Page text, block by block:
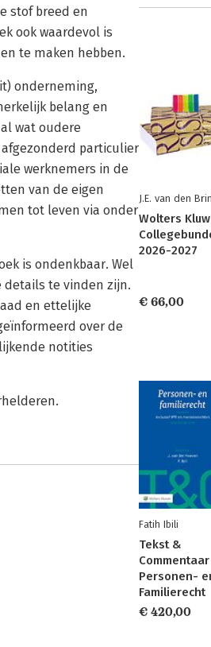
stof breed en
ook waardevol is
te maken hebben.
onderneming,
belang en
wat oudere
particulier
werknemers in de
van de eigen
tot leven via onder
is ondenkbaar. Wel
details te vinden zijn.
en ettelijke
over de
notities
J.E. van den
Wolters
2026-2027
€ 66,00
Fatih Ibili
Tekst &
Commentaar
Personen-
Familierecht
€ 420,00